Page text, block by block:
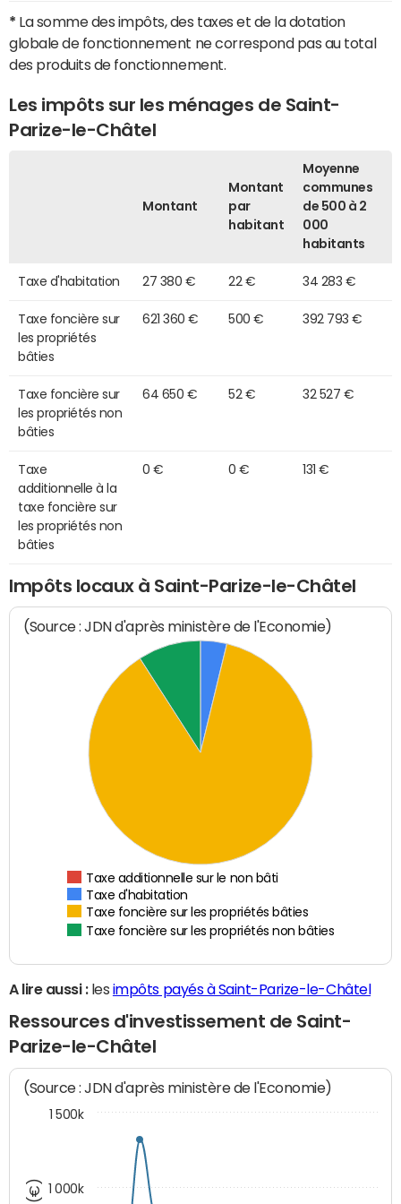
* La somme des impôts, des taxes et de la dotation
globale de fonctionnement ne correspond pas au total
des produits de fonctionnement.
Les impôts sur les ménages de Saint-
Parize-le-Châtel
Montant
Montant
par
habitant
Moyenne
communes
de 500 à 2
000
habitants
Taxe d'habitation 27 380 € 22 € 34 283 €
Taxe foncière sur
les propriétés
bâties
621 360 € 500 € 392 793 €
Taxe foncière sur
les propriétés non
bâties
64 650 € 52 € 32 527 €
Taxe
additionnelle à la
taxe foncière sur
les propriétés non
bâties
0 € 0 € 131 €
Impôts locaux à Saint-Parize-le-Châtel
(Source : JDN d'après ministère de l'Economie)
Taxe additionnelle sur le non bâti
Taxe d'habitation
Taxe foncière sur les propriétés bâties
Taxe foncière sur les propriétés non bâties
A lire aussi :les impôts payés à Saint-Parize-le-Châtel
Ressources d'investissement de Saint-
Parize-le-Châtel
(Source : JDN d'après ministère de l'Economie)
1 000k
1 500k